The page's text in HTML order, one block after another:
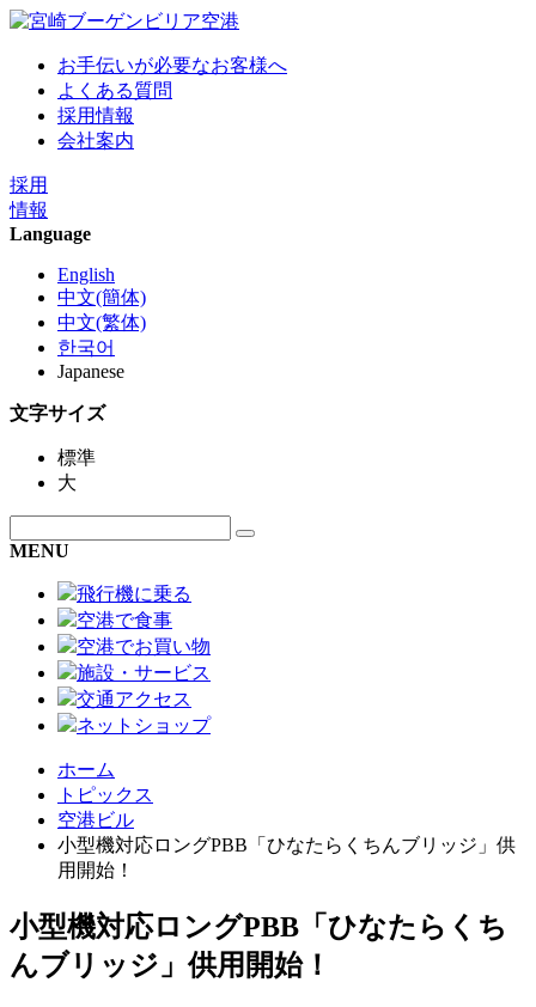
お手伝いが必要なお客様へ
よくある質問
採用情報
会社案内
採用
情報
Language
English
中文(簡体)
中文(繁体)
한국어
Japanese
文字サイズ
標準
大
MENU
飛行機に乗る
空港で食事
空港でお買い物
施設・サービス
交通アクセス
ネットショップ
ホーム
トピックス
空港ビル
小型機対応ロングPBB「ひなたらくちんブリッジ」供
用開始！
小型機対応ロングPBB「ひなたらくち
んブリッジ」供用開始！